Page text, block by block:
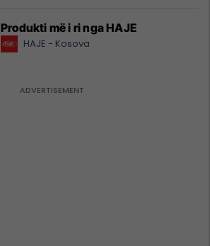
Produkti më i ri nga HAJE
HAJE - Kosova